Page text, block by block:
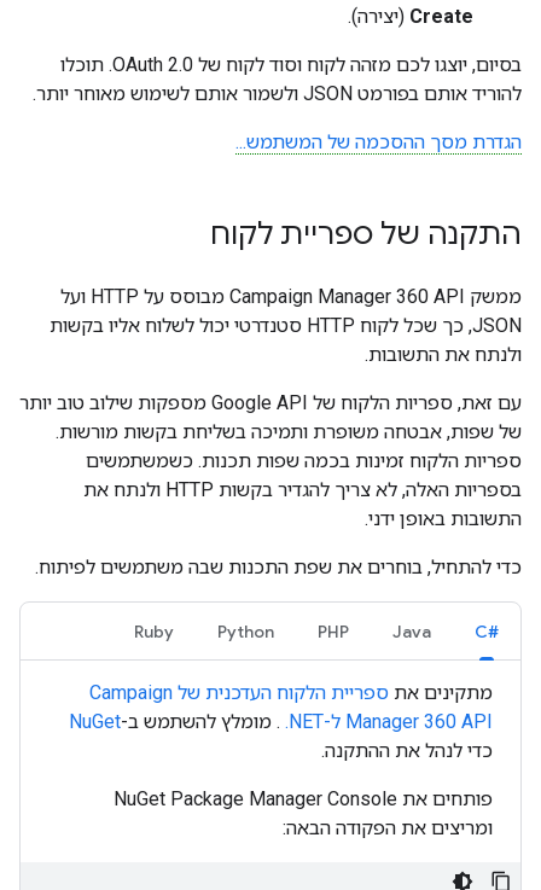
Create (יצירה).
בסיום, יוצגו לכם מזהה לקוח וסוד לקוח של OAuth 2.0. תוכלו
להוריד אותם בפורמט JSON ולשמור אותם לשימוש מאוחר יותר.
הגדרת מסך ההסכמה של המשתמש...
התקנה של ספריית לקוח
ממשק Campaign Manager 360 API מבוסס על HTTP ועל
JSON, כך שכל לקוח HTTP סטנדרטי יכול לשלוח אליו בקשות
ולנתח את התשובות.
עם זאת, ספריות הלקוח של Google API מספקות שילוב טוב יותר
של שפות, אבטחה משופרת ותמיכה בשליחת בקשות מורשות.
ספריות הלקוח זמינות בכמה שפות תכנות. כשמשתמשים
בספריות האלה, לא צריך להגדיר בקשות HTTP ולנתח את
התשובות באופן ידני.
כדי להתחיל, בוחרים את שפת התכנות שבה משתמשים לפיתוח.
C#‎
Java
PHP
Python
Ruby
מתקינים את
ספריית הלקוח העדכנית של Campaign
Manager 360 API ל-‎ .NET
. מומלץ להשתמש ב-NuGet
כדי לנהל את ההתקנה.
פותחים את NuGet Package Manager Console
ומריצים את הפקודה הבאה: